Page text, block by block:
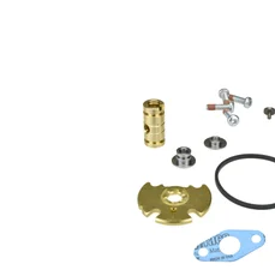
Skladem
741
Jrone
2 roky